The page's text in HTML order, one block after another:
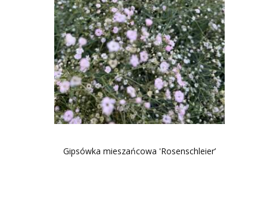
Gipsówka mieszańcowa 'Rosenschleier’